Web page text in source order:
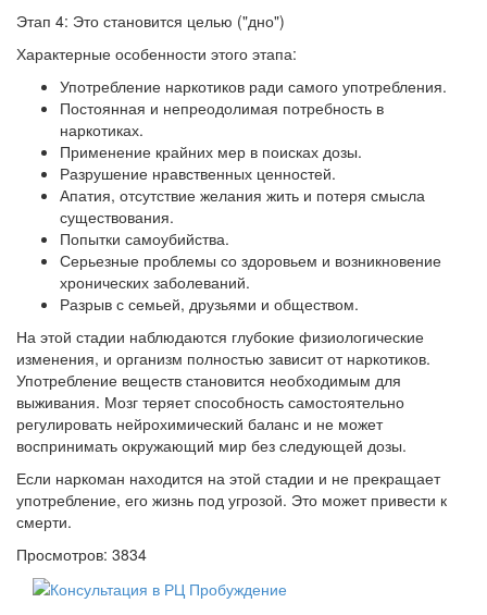
Этап 4: Это становится целью ("дно")
Характерные особенности этого этапа:
Употребление наркотиков ради самого употребления.
Постоянная и непреодолимая потребность в
наркотиках.
Применение крайних мер в поисках дозы.
Разрушение нравственных ценностей.
Апатия, отсутствие желания жить и потеря смысла
существования.
Попытки самоубийства.
Серьезные проблемы со здоровьем и возникновение
хронических заболеваний.
Разрыв с семьей, друзьями и обществом.
На этой стадии наблюдаются глубокие физиологические
изменения, и организм полностью зависит от наркотиков.
Употребление веществ становится необходимым для
выживания. Мозг теряет способность самостоятельно
регулировать нейрохимический баланс и не может
воспринимать окружающий мир без следующей дозы.
Если наркоман находится на этой стадии и не прекращает
употребление, его жизнь под угрозой. Это может привести к
смерти.
Просмотров: 3834